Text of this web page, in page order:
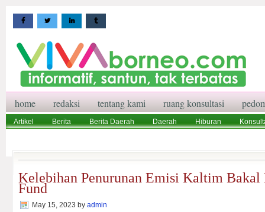
home redaksi tentang kami ruang konsultasi
Artikel Berita Berita Daerah Daerah Hiburan
Kelebihan Penurunan Emisi Kaltim
Fund
May 15, 2023 by admin